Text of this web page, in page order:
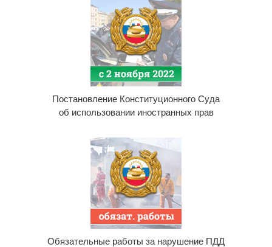
Постановление Конституционного Суда
об использовании иностранных прав
Обязательные работы за нарушение ПДД